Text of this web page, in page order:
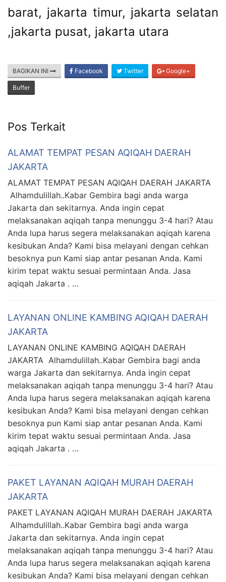
barat, jakarta timur, jakarta selatan
,jakarta pusat, jakarta utara
BAGIKAN INI Facebook Twitter Google+
Buffer
Pos Terkait
ALAMAT TEMPAT PESAN AQIQAH DAERAH
JAKARTA
ALAMAT TEMPAT PESAN AQIQAH DAERAH JAKARTA
Alhamdulillah..Kabar Gembira bagi anda warga
Jakarta dan sekitarnya. Anda ingin cepat
melaksanakan aqiqah tanpa menunggu 3-4 hari? Atau
Anda lupa harus segera melaksanakan aqiqah karena
kesibukan Anda? Kami bisa melayani dengan cehkan
besoknya pun Kami siap antar pesanan Anda. Kami
kirim tepat waktu sesuai permintaan Anda. Jasa
aqiqah Jakarta . …
LAYANAN ONLINE KAMBING AQIQAH DAERAH
JAKARTA
LAYANAN ONLINE KAMBING AQIQAH DAERAH
JAKARTA Alhamdulillah..Kabar Gembira bagi anda
warga Jakarta dan sekitarnya. Anda ingin cepat
melaksanakan aqiqah tanpa menunggu 3-4 hari? Atau
Anda lupa harus segera melaksanakan aqiqah karena
kesibukan Anda? Kami bisa melayani dengan cehkan
besoknya pun Kami siap antar pesanan Anda. Kami
kirim tepat waktu sesuai permintaan Anda. Jasa
aqiqah Jakarta . …
PAKET LAYANAN AQIQAH MURAH DAERAH
JAKARTA
PAKET LAYANAN AQIQAH MURAH DAERAH JAKARTA
Alhamdulillah..Kabar Gembira bagi anda warga
Jakarta dan sekitarnya. Anda ingin cepat
melaksanakan aqiqah tanpa menunggu 3-4 hari? Atau
Anda lupa harus segera melaksanakan aqiqah karena
kesibukan Anda? Kami bisa melayani dengan cehkan